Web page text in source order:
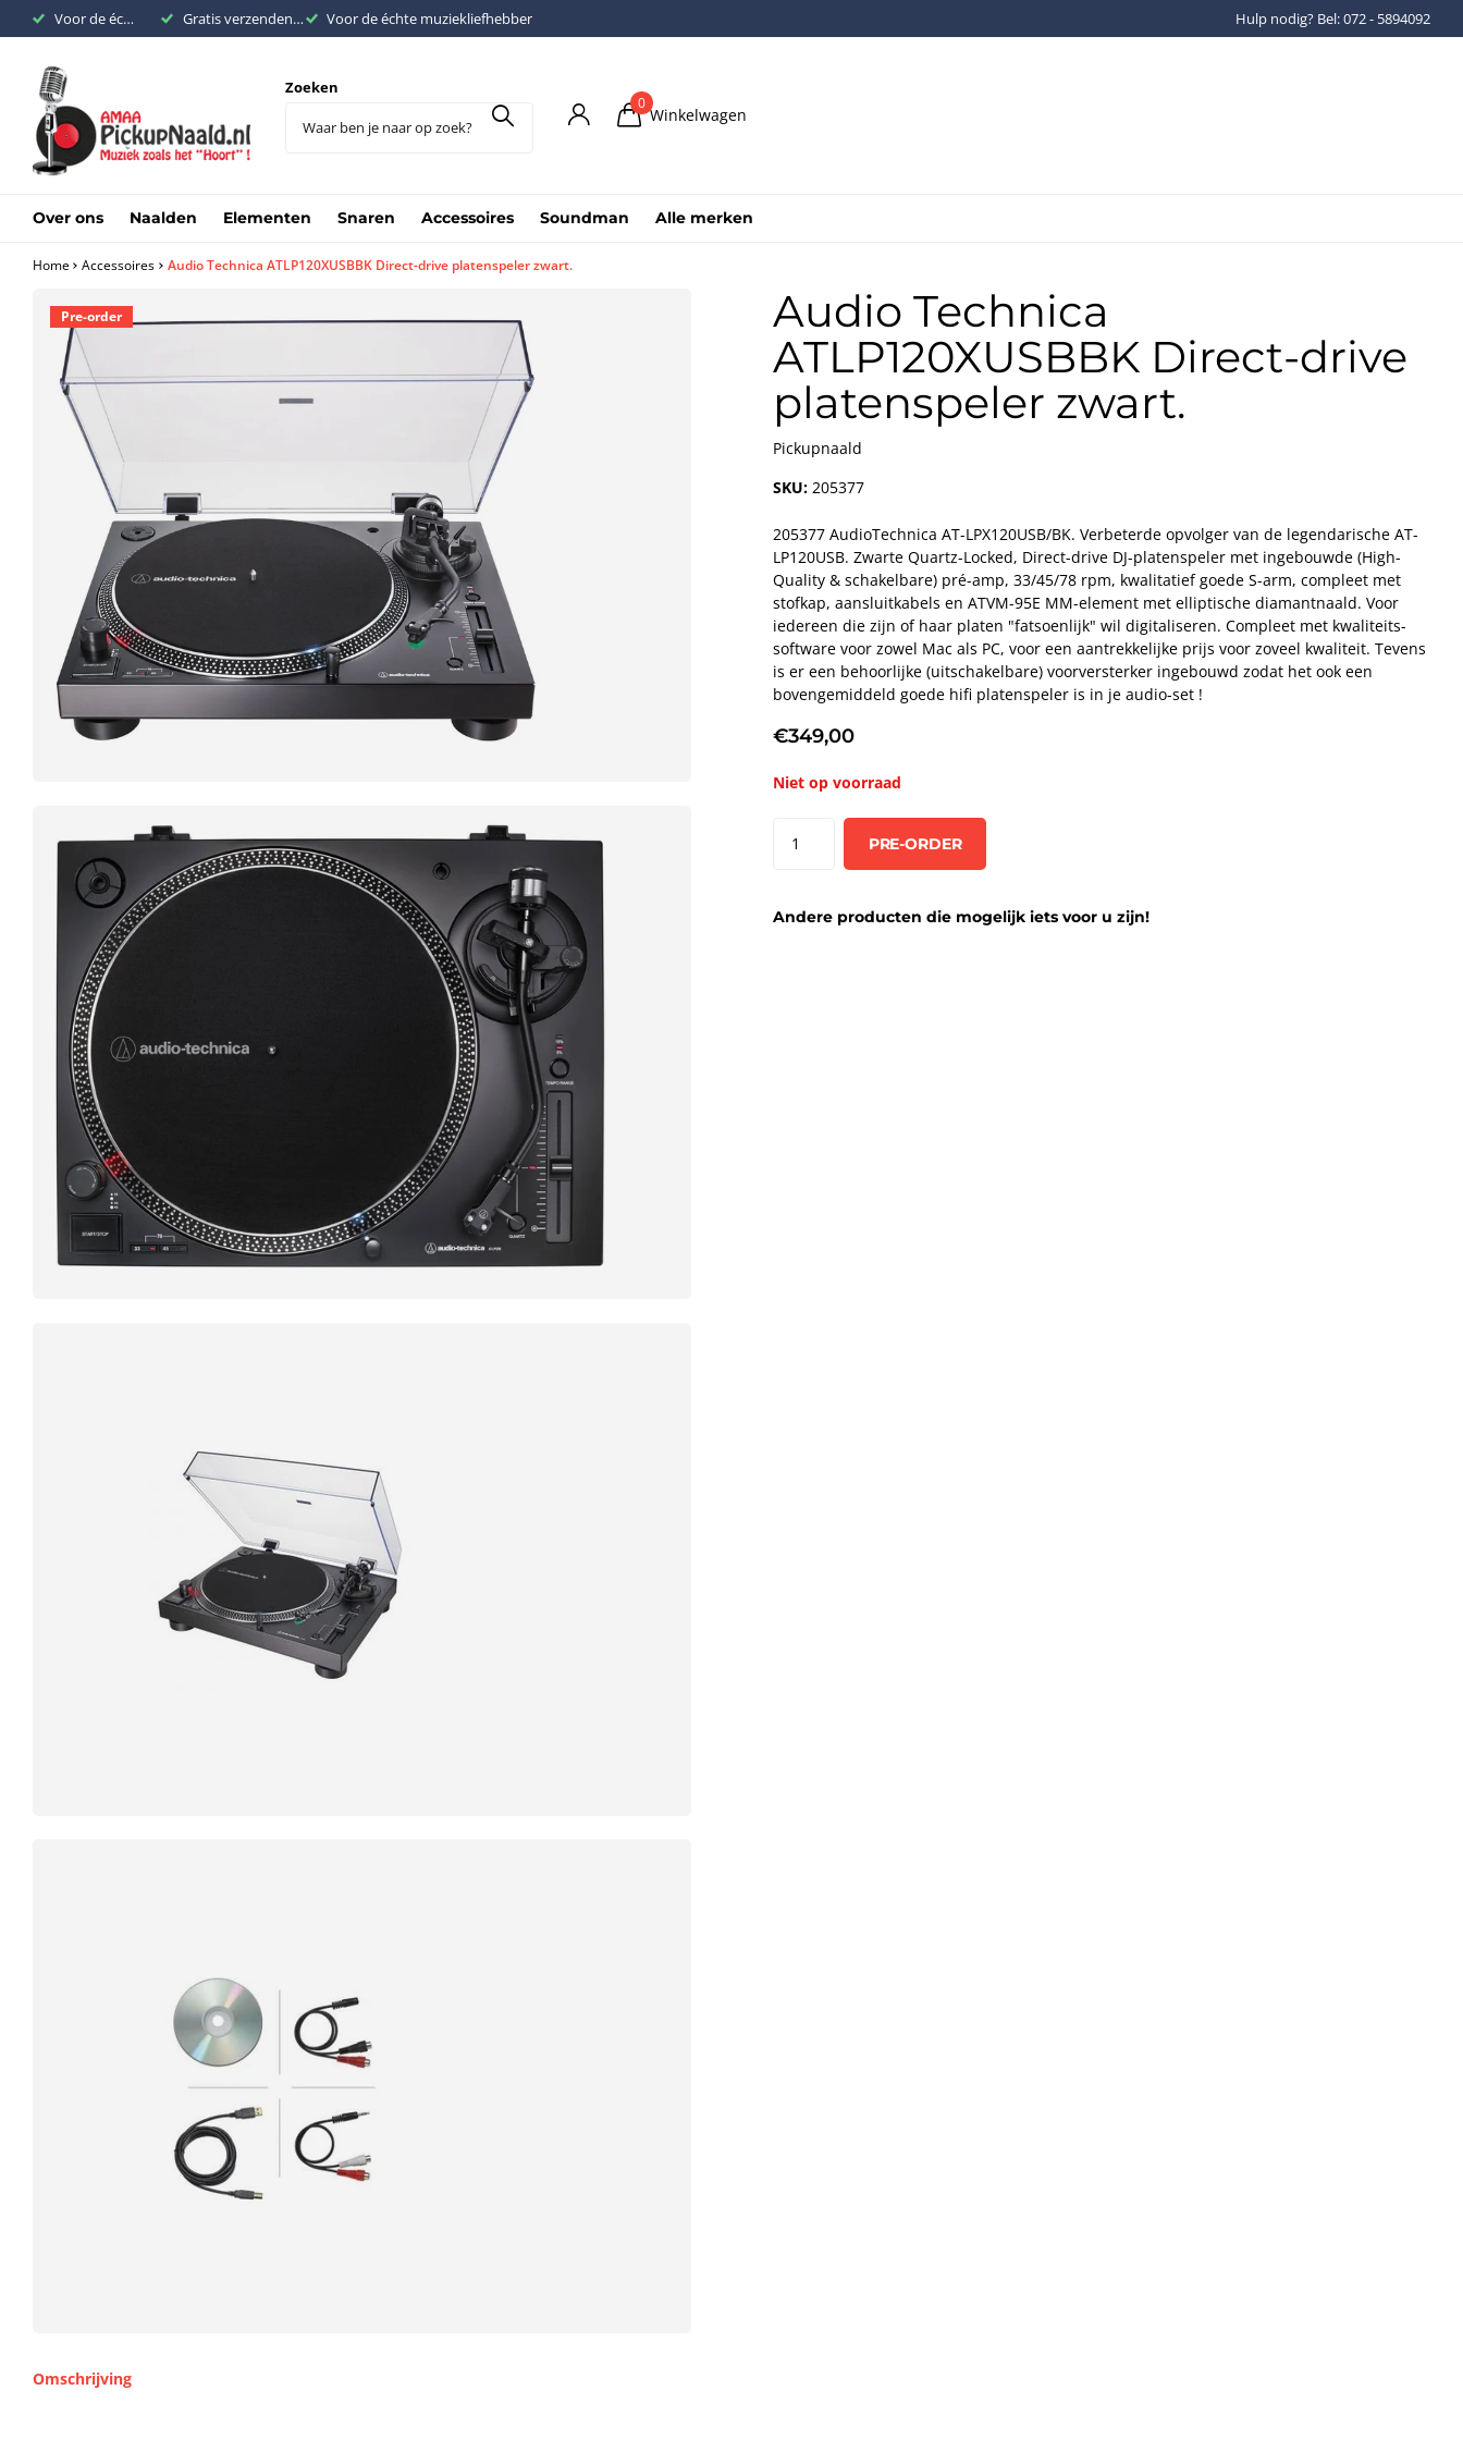
Voor de échte muziekliefhebber Gratis verzenden binnen Nederland vanaf €200,- Voor de échte muziekliefhebber Gratis verzenden binnen
Hulp nodig? Bel: 072 - 5894092
Zoeken
0
Winkelwagen
Over ons Naalden Elementen Snaren Accessoires Soundman Alle merken
Home Accessoires Audio Technica ATLP120XUSBBK Direct-drive platenspeler zwart.
Pre-order
Omschrijving
Audio Technica
ATLP120XUSBBK Direct-drive
platenspeler zwart.
Pickupnaald
SKU:205377
205377 AudioTechnica AT-LPX120USB/BK. Verbeterde opvolger van de legendarische AT-
LP120USB. Zwarte Quartz-Locked, Direct-drive DJ-platenspeler met ingebouwde (High-
Quality & schakelbare) pré-amp, 33/45/78 rpm, kwalitatief goede S-arm, compleet met
stofkap, aansluitkabels en ATVM-95E MM-element met elliptische diamantnaald. Voor
iedereen die zijn of haar platen "fatsoenlijk" wil digitaliseren. Compleet met kwaliteits-
software voor zowel Mac als PC, voor een aantrekkelijke prijs voor zoveel kwaliteit. Tevens
is er een behoorlijke (uitschakelbare) voorversterker ingebouwd zodat het ook een
bovengemiddeld goede hifi platenspeler is in je audio-set !
€349,00
Niet op voorraad
PRE-ORDER
Andere producten die mogelijk iets voor u zijn!